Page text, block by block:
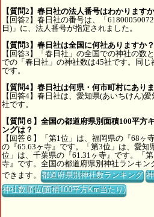
【質問2】春日社の法人番号はわかります
【回答2】春日社の番号は、「
日)」に、法人番号が指定されました。
【質問3】春日社は全国に何社ありますか？
【回答3】「春日社」の全国での神社の数
での「春日社」の神社数は45社です。同
です。
【質問4】春日社は何県・何市町村にあり
【回答4】春日社は、愛知県(あいちけん)
社です。
【質問６】全国の都道府県別面積100平方
ングは？
【回答６】「第1位」は、福岡県の『68ヶ
の『65.63ヶ寺』です。「第3位」は、愛知
位」は、千葉県の『61.31ヶ寺』です。「
寺』です。全国の都道府県別神社ランキ
できます。都道府県別神社数ランキング
神社数順位(面積100平方Km当たり)